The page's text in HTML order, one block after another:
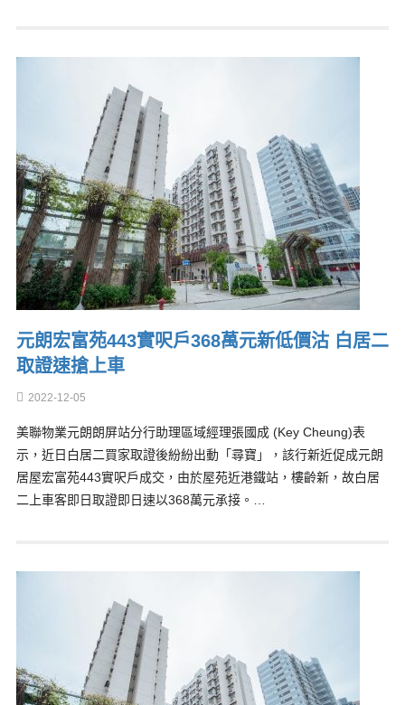
元朗宏富苑443實呎戶368萬元新低價沽 白居二
取證速搶上車
2022-12-05
美聯物業元朗朗屏站分行助理區域經理張國成 (Key Cheung)表
示，近日白居二買家取證後紛紛出動「尋寶」，該行新近促成元朗
居屋宏富苑443實呎戶成交，由於屋苑近港鐵站，樓齡新，故白居
二上車客即日取證即日速以368萬元承接。…